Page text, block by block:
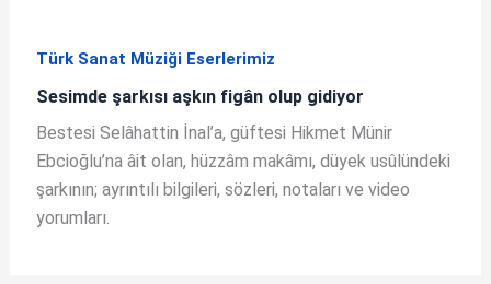
Türk Sanat Müziği Eserlerimiz
Sesimde şarkısı aşkın figân olup gidiyor
Bestesi Selâhattin İnal’a, güftesi Hikmet Münir
Ebcioğlu’na âit olan, hüzzâm makâmı, düyek usûlündeki
şarkının; ayrıntılı bilgileri, sözleri, notaları ve video
yorumları.